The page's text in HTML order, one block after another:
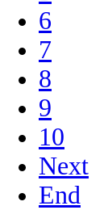
6
7
8
9
10
Next
End